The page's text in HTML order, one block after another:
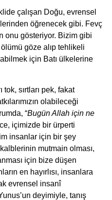
çalışan Doğu, evrensel
öğrenecek gibi. Fevç
onu gösteriyor. Bizim gibi
göze alıp tehlikeli
için Batı ülkelerine
sırtları pek, fakat
olabileceği
“Bugün Allah için ne
içimizde bir ürperti
insanlar için bir şey
mutmain olması,
için bize düşen
en hayırlısı, insanlara
evrensel insanî
deyimiyle, tanış